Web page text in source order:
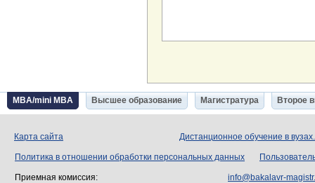
MBA/mini MBA Высшее образование Магистратура Второе
Карта сайта Дистанционное обучение в
Политика в отношении обработки персональных данных
Приемная комиссия:
info@bakalavr-